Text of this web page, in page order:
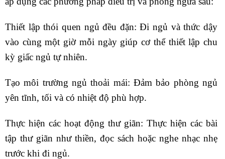
Thiết lập thói quen ngủ đều đặn: Đi ngủ và thức dậy
vào cùng một giờ mỗi ngày giúp cơ thể thiết lập chu
kỳ giấc ngủ tự nhiên.
Tạo môi trường ngủ thoải mái: Đảm bảo phòng ngủ
yên tĩnh, tối và có nhiệt độ phù hợp.
Thực hiện các hoạt động thư giãn: Thực hiện các bài
tập thư giãn như thiền, đọc sách hoặc nghe nhạc nhẹ
trước khi đi ngủ.